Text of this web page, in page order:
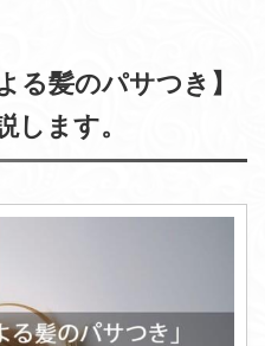
る髪のパサつき】
ます。